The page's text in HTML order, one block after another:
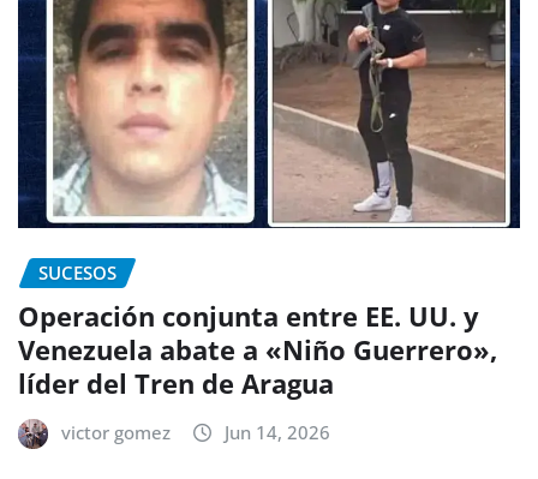
SUCESOS
Operación conjunta entre EE. UU. y
Venezuela abate a «Niño Guerrero»,
líder del Tren de Aragua
victor gomez Jun 14, 2026